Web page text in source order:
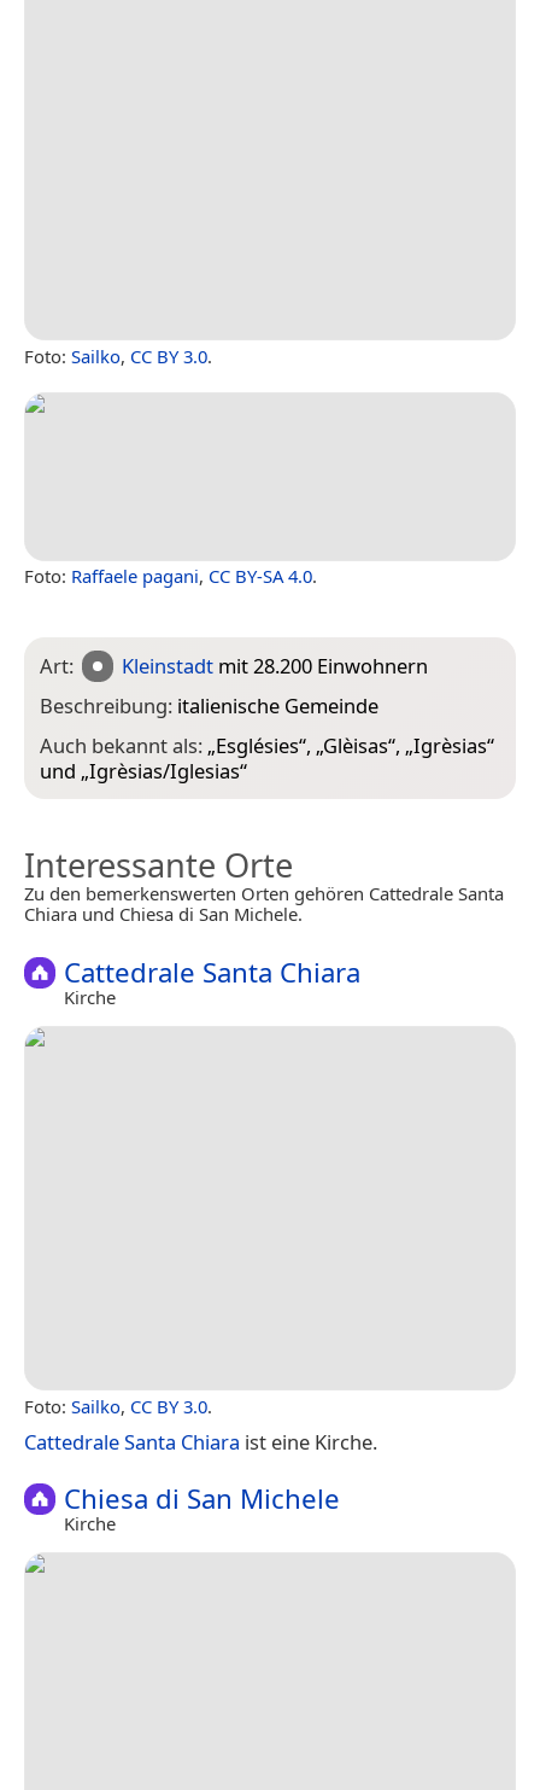
Foto: Sailko, CC BY 3.0.
Foto: Raffaele pagani, CC BY-SA 4.0.
Art: Kleinstadt mit 28.200 Einwohnern
Beschreibung: italienische Gemeinde
Auch bekannt als: „Esglésies“, „Glèisas“, „Igrèsias“
und „Igrèsias/Iglesias“
Interessante Orte
Zu den bemerkenswerten Orten gehören Cattedrale Santa
Chiara und Chiesa di San Michele.
Cattedrale Santa Chiara
Kirche
Foto: Sailko, CC BY 3.0.
Cattedrale Santa Chiara ist eine Kirche.
Chiesa di San Michele
Kirche